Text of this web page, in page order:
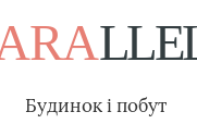
Будинок і побут